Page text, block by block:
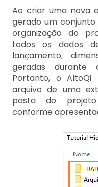
Ao criar uma nova
gerado um
organização do
todos os dados
lançamento,
geradas durante
Portanto, o AltoQi
arquivo de uma
pasta do
conforme